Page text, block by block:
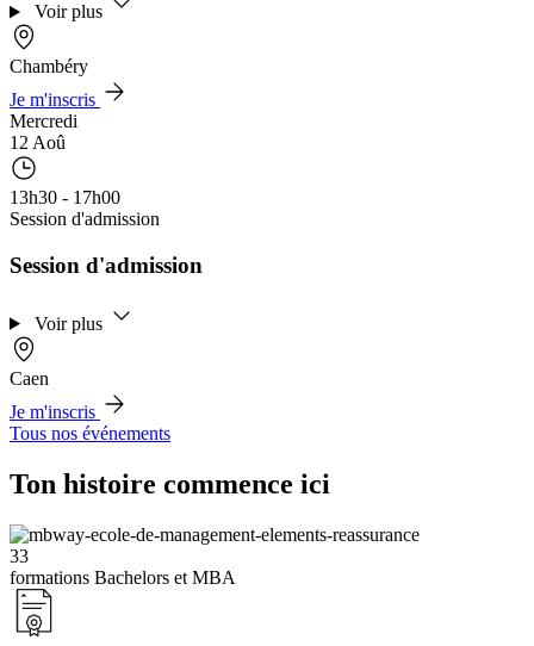
Voir plus
Chambéry
Je m'inscris
Mercredi
12 Aoû
13h30 - 17h00
Session d'admission
Session d'admission
Voir plus
Caen
Je m'inscris
Tous nos événements
Ton histoire commence ici
33
formations Bachelors et MBA